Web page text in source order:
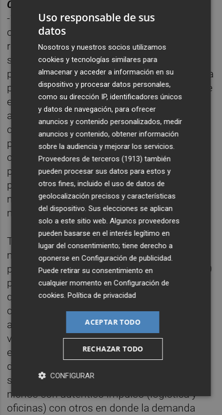
Castellón Plaza
-11,1% menos de producción y con una
cartera de proyectos mermada, pero
recuperable. La oferta está lejos de
saturarse, los precios aún no plantean un
problema y se ha anunciado un repunte de la
promoción pública. En estas condiciones, se
espera que 2021 y 2022 sean aún años de
ajuste, con crecimientos entre el 6 y el 7%,
con los que se volvería a la producción
prepandemia. Por tanto, según las
conclusiones de este estudio 2023,será el
primer año en el que la tasa de crecimiento
por fin indique una auténtica expansión del
mercado, sobre un 3%, en términos
moderados.
Tal como sucede a nivel europeo, el
mercado no residencial es el que tiene una
perspectiva más incierta: ha sufrido un 2020
particularmente negativo (-14,2%) y pese a
que la previsión para los años siguientes
contempla crecimiento (entorno al 2,5%
anual) es insuficiente para recuperar el
volumen de mercado perdido. En sentido
estricto, no se puede concluir que el global
de este mercado se encuentre en una
situación frágil, sino que están conviviendo
nichos con auténtico impulso (logística y
oficinas) con otros en donde la demanda
Uso responsable de sus
datos
Nosotros y nuestros socios utilizamos
cookies y tecnologías similares para
almacenar y acceder a información en su
dispositivo y procesar datos personales,
como su dirección IP, identificadores únicos
y datos de navegación, para ofrecer
anuncios y contenido personalizados, medir
anuncios y contenido, obtener información
sobre la audiencia y mejorar los servicios.
Proveedores de terceros (1913) también
pueden procesar sus datos para estos y
otros fines, incluido el uso de datos de
geolocalización precisos y características
del dispositivo. Sus elecciones se aplican
solo a este sitio web. Algunos proveedores
pueden basarse en el interés legítimo en
lugar del consentimiento; tiene derecho a
oponerse enConfiguración de publicidad.
Puede retirar su consentimiento en
cualquier momento enConfiguración de
cookies.Política de privacidad
ACEPTAR TODO
RECHAZAR TODO
CONFIGURAR